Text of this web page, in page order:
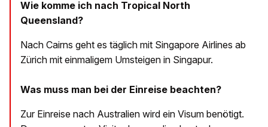
Wie komme ich nach Tropical North
Queensland?
Nach Cairns geht es täglich mit Singapore Airlines ab
Zürich mit einmaligem Umsteigen in Singapur.
Was muss man bei der Einreise beachten?
Zur Einreise nach Australien wird ein Visum benötigt.